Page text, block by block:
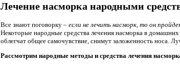
Лечение насморка народными
Все знают поговорку – если не лечить насморк, то он
Некоторые народные средства лечения насморка в
облегчат общее самочувствие, снимут заложенность носа.
Рассмотрим народные методы и средства лечения